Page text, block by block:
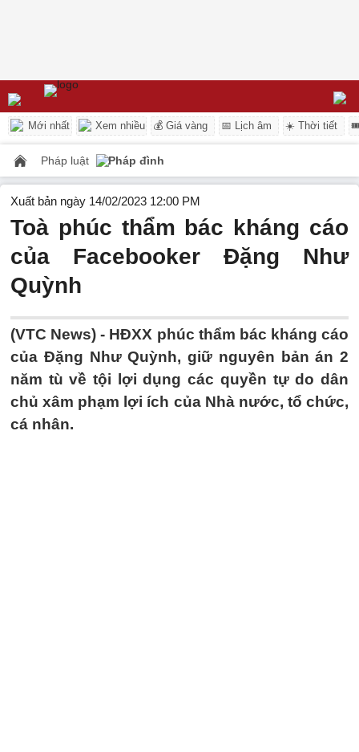
Mới nhất Xem nhiều 💰 Giá vàng 📅 Lịch âm ☀️ Thời tiết
Pháp luật Pháp đình
Xuất bản ngày 14/02/2023 12:00 PM
Toà phúc thẩm bác kháng cáo
của Facebooker Đặng Như
Quỳnh
(VTC News) - HĐXX phúc thẩm bác kháng cáo
của Đặng Như Quỳnh, giữ nguyên bản án 2
năm tù về tội lợi dụng các quyền tự do dân
chủ xâm phạm lợi ích của Nhà nước, tổ chức,
cá nhân.